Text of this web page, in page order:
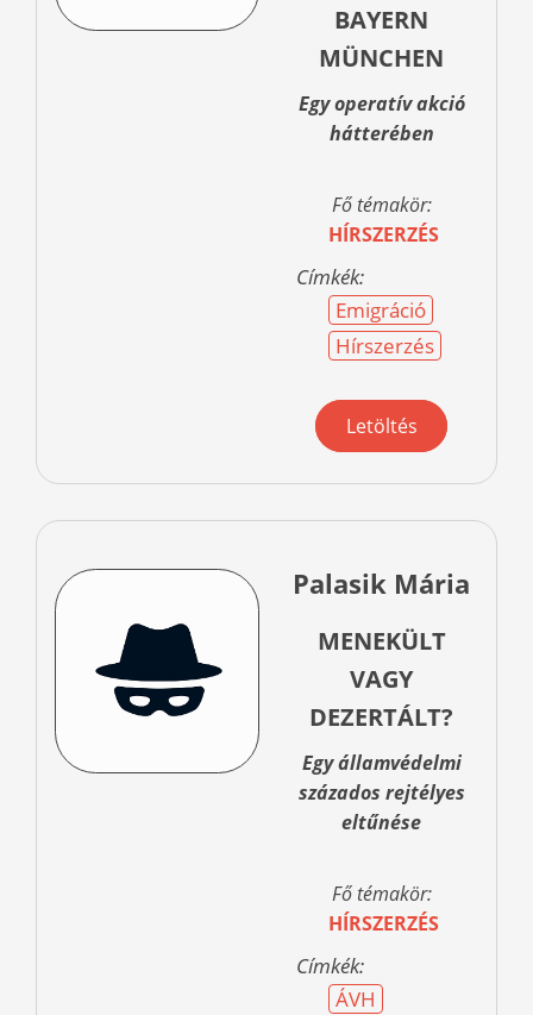
BAYERN
MÜNCHEN
Egy operatív akció
hátterében
Fő témakör:
HÍRSZERZÉS
Címkék:
Emigráció
Hírszerzés
Letöltés
Palasik Mária
MENEKÜLT
VAGY
DEZERTÁLT?
Egy államvédelmi
százados rejtélyes
eltűnése
Fő témakör:
HÍRSZERZÉS
Címkék:
ÁVH